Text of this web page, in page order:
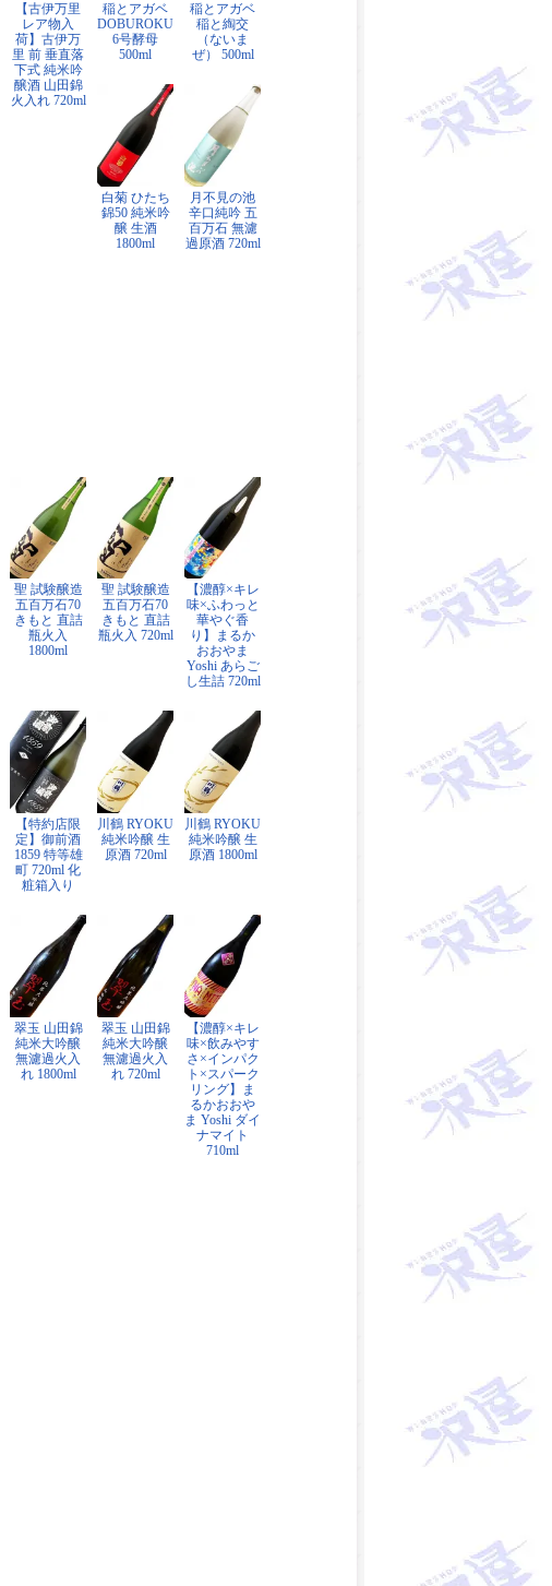
【古伊万里
レア物入
荷】古伊万
里 前 垂直落
下式 純米吟
醸酒 山田錦
火入れ 720ml
稲とアガベ
DOBUROKU
6号酵母
500ml
稲とアガベ
稲と綯交
（ないま
ぜ） 500ml
白菊 ひたち
錦50 純米吟
醸 生酒
1800ml
月不見の池
辛口純吟 五
百万石 無濾
過原酒 720ml
聖 試験醸造
五百万石70
きもと 直詰
瓶火入
1800ml
聖 試験醸造
五百万石70
きもと 直詰
瓶火入 720ml
【濃醇×キレ
味×ふわっと
華やぐ香
り】まるか
おおやま
Yoshi あらご
し生詰 720ml
【特約店限
定】御前酒
1859 特等雄
町 720ml 化
粧箱入り
川鶴 RYOKU
純米吟醸 生
原酒 720ml
川鶴 RYOKU
純米吟醸 生
原酒 1800ml
翠玉 山田錦
純米大吟醸
無濾過火入
れ 1800ml
翠玉 山田錦
純米大吟醸
無濾過火入
れ 720ml
【濃醇×キレ
味×飲みやす
さ×インパク
ト×スパーク
リング】ま
るかおおや
ま Yoshi ダイ
ナマイト
710ml